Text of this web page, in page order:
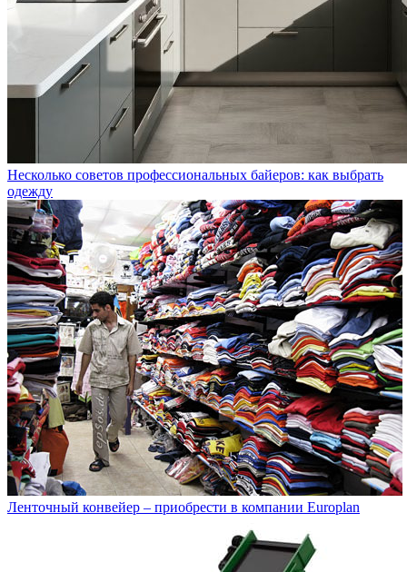
Несколько советов профессиональных байеров: как выбрать
одежду
Ленточный конвейер – приобрести в компании Europlan